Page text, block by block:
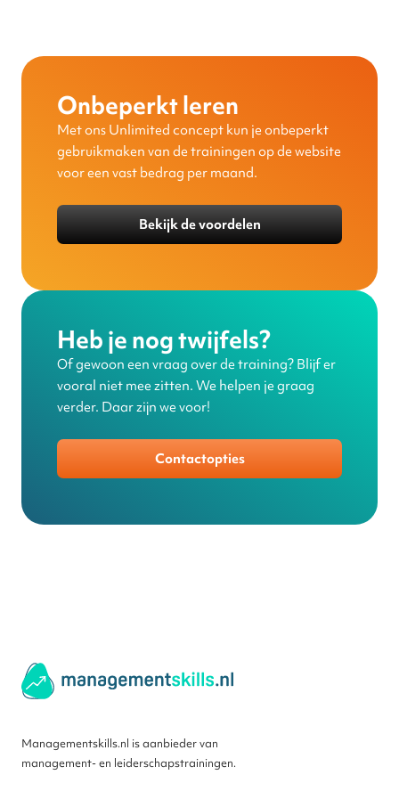
Onbeperkt leren
Met ons Unlimited concept kun je onbeperkt
gebruikmaken van de trainingen op de website
voor een vast bedrag per maand.
Bekijk de voordelen
Heb je nog twijfels?
Of gewoon een vraag over de training? Blijf er
vooral niet mee zitten. We helpen je graag
verder. Daar zijn we voor!
Contactopties
Managementskills.nl is aanbieder van
management- en leiderschapstrainingen.